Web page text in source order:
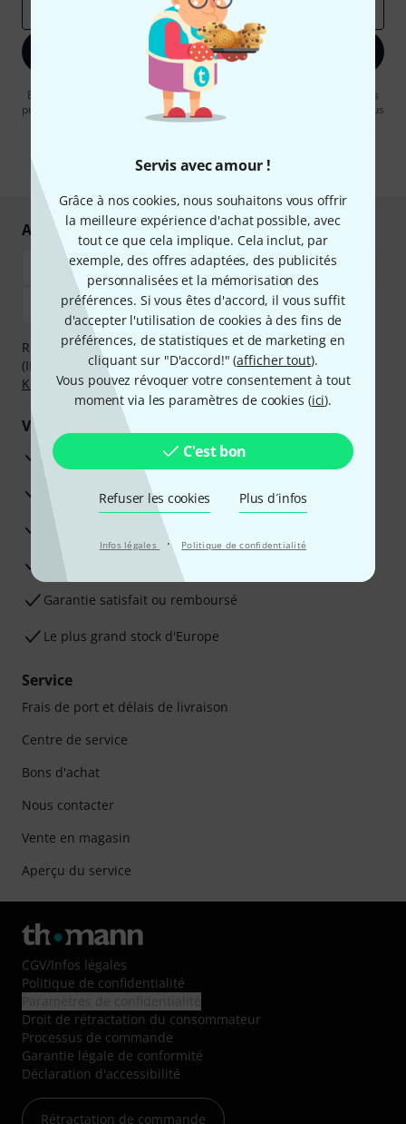
Servis avec amour !
Grâce à nos cookies, nous souhaitons vous offrir
la meilleure expérience d'achat possible, avec
tout ce que cela implique. Cela inclut, par
exemple, des offres adaptées, des publicités
personnalisées et la mémorisation des
préférences. Si vous êtes d'accord, il vous suffit
d'accepter l'utilisation de cookies à des fins de
préférences, de statistiques et de marketing en
cliquant sur "D'accord!" (afficher tout).
Vous pouvez révoquer votre consentement à tout
moment via les paramètres de cookies (ici).
C'est bon
Refuser les cookies Plus d´infos
Infos légales · Politique de confidentialité
S'inscrire maintenant
En cliquant sur "S'inscrire maintenant", vous acceptez de recevoir des
publicités par e-mail. La désinscription est possible à tout moment. Vous
pouvez trouver plus d'informations à ce sujet dans notre
* Requis
Achetez et payez en toute sécurité
Réglez de manière sûre et sécurisée par Virement
(IBAN/BIC), PayPal, Amazon Pay,Klarna Payer Maintenant
Klarna Payer en 3 foisou Carte de crédit.
Vos avantages
Ga­ran­tie Thomann 3 ans
Garantie 30 jours satisfait ou remboursé
Service de réparation
Conseils d'experts en la matière
Garantie satisfait ou remboursé
Le plus grand stock d'Europe
Service
Frais de port et délais de livraison
Centre de service
Bons d'achat
Nous contacter
Vente en magasin
Aperçu du service
CGV/Infos légales
Politique de confidentialité
Droit de rétractation du consommateur
Processus de commande
Garantie légale de conformité
Déclaration d'accessibilité
Rétractation de commande